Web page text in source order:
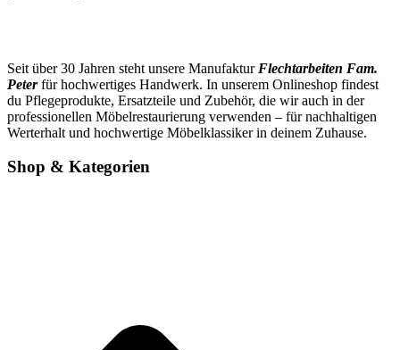
Seit über 30 Jahren steht unsere Manufaktur Flechtarbeiten Fam.
Peterfür hochwertiges Handwerk. In unserem Onlineshop findest
du Pflegeprodukte, Ersatzteile und Zubehör, die wir auch in der
professionellen Möbelrestaurierung verwenden – für nachhaltigen
Werterhalt und hochwertige Möbelklassiker in deinem Zuhause.
Shop & Kategorien